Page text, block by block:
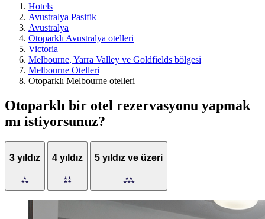
Hotels
Avustralya Pasifik
Avustralya
Otoparklı Avustralya otelleri
Victoria
Melbourne, Yarra Valley ve Goldfields bölgesi
Melbourne Otelleri
Otoparklı Melbourne otelleri
Otoparklı bir otel rezervasyonu yapmak
mı istiyorsunuz?
3 yıldız 4 yıldız 5 yıldız ve üzeri